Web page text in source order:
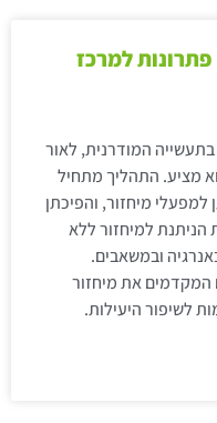
למרכז
המודרנית, לאור
מציע. התהליך מתחיל
למפעלי מיחזור, והפיכתן
למיחזור ללא
ובמשאבים.
את מיחזור
לשיפור היעילות.